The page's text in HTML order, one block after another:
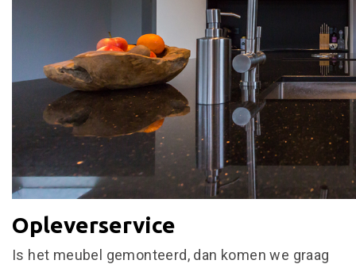
Opleverservice
Is het meubel gemonteerd, dan komen we graag